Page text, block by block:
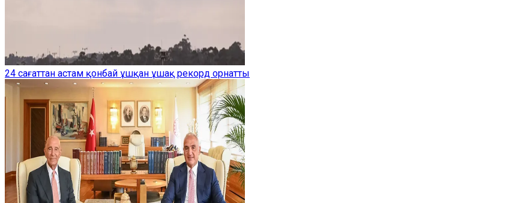
24 сағаттан астам қонбай ұшқан ұшақ рекорд орнатты